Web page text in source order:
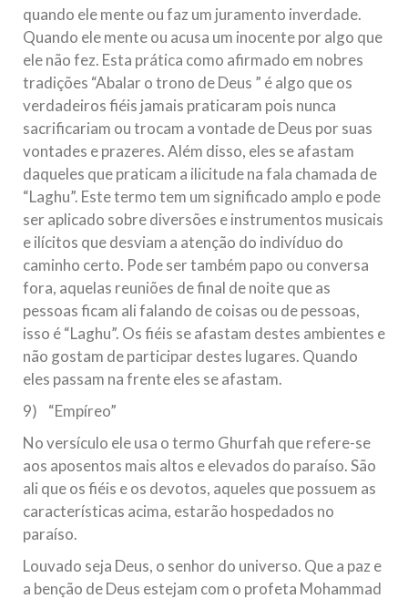
quando ele mente ou faz um juramento inverdade.
Quando ele mente ou acusa um inocente por algo que
ele não fez. Esta prática como afirmado em nobres
tradições “Abalar o trono de Deus ” é algo que os
verdadeiros fiéis jamais praticaram pois nunca
sacrificariam ou trocam a vontade de Deus por suas
vontades e prazeres. Além disso, eles se afastam
daqueles que praticam a ilicitude na fala chamada de
“Laghu”. Este termo tem um significado amplo e pode
ser aplicado sobre diversões e instrumentos musicais
e ilícitos que desviam a atenção do indivíduo do
caminho certo. Pode ser também papo ou conversa
fora, aquelas reuniões de final de noite que as
pessoas ficam ali falando de coisas ou de pessoas,
isso é “Laghu”. Os fiéis se afastam destes ambientes e
não gostam de participar destes lugares. Quando
eles passam na frente eles se afastam.
9) “Empíreo”
No versículo ele usa o termo Ghurfah que refere-se
aos aposentos mais altos e elevados do paraíso. São
ali que os fiéis e os devotos, aqueles que possuem as
características acima, estarão hospedados no
paraíso.
Louvado seja Deus, o senhor do universo. Que a paz e
a benção de Deus estejam com o profeta Mohammad